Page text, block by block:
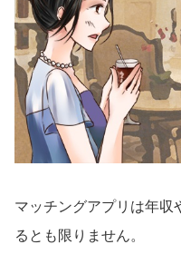
マッチングアプリは年収
るとも限りません。